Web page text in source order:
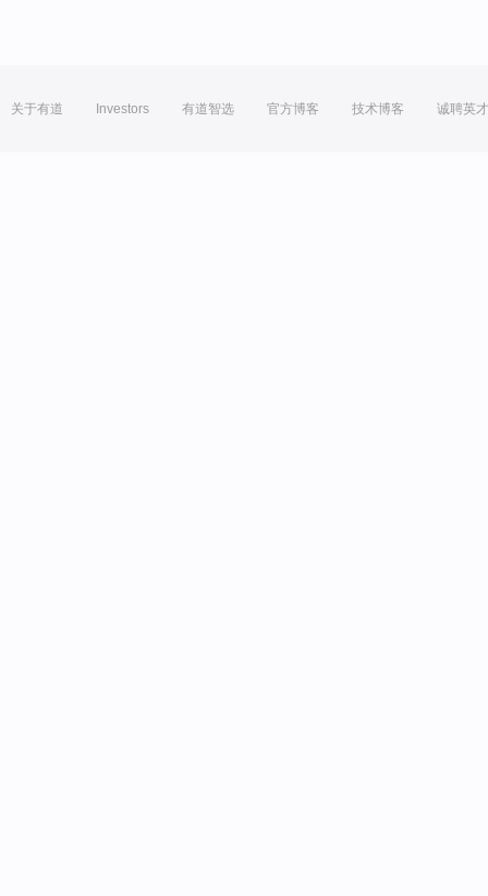
关于有道 Investors 有道智选 官方博客 技术博客 诚聘英才